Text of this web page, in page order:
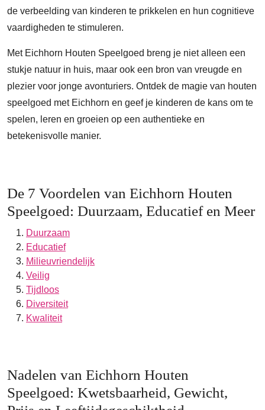
de verbeelding van kinderen te prikkelen en hun cognitieve
vaardigheden te stimuleren.
Met Eichhorn Houten Speelgoed breng je niet alleen een
stukje natuur in huis, maar ook een bron van vreugde en
plezier voor jonge avonturiers. Ontdek de magie van houten
speelgoed met Eichhorn en geef je kinderen de kans om te
spelen, leren en groeien op een authentieke en
betekenisvolle manier.
De 7 Voordelen van Eichhorn Houten
Speelgoed: Duurzaam, Educatief en Meer
Duurzaam
Educatief
Milieuvriendelijk
Veilig
Tijdloos
Diversiteit
Kwaliteit
Nadelen van Eichhorn Houten
Speelgoed: Kwetsbaarheid, Gewicht,